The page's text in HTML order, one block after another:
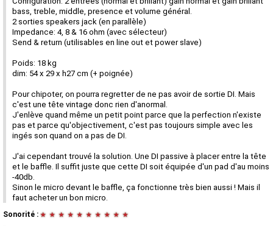
bass, treble, middle, presence et volume général.
2 sorties speakers jack (en parallèle)
Impedance: 4, 8 & 16 ohm (avec sélecteur)
Send & return (utilisables en line out et power slave)
Poids: 18 kg
dim: 54 x 29 x h27 cm (+ poignée)
Pour chipoter, on pourra regretter de ne pas avoir de sortie DI. Mais
c'est une tête vintage donc rien d'anormal.
J'enlève quand même un petit point parce que la perfection n'existe
pas et parce qu'objectivement, c'est pas toujours simple avec les
ingés son quand on a pas de DI.
J'ai cependant trouvé la solution. Une DI passive à placer entre la tête
et le baffle. Il suffit juste que cette DI soit équipée d'un pad d'au moins
-40db.
Sinon le micro devant le baffle, ça fonctionne très bien aussi ! Mais il
faut acheter un bon micro.
Sonorité : ★ ★ ★ ★ ★ ★ ★ ★ ★ ★